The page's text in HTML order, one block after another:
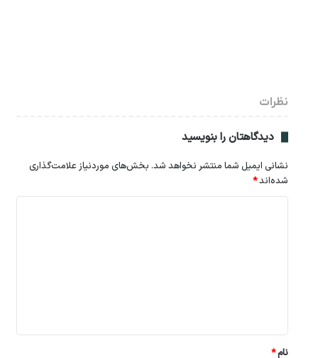
نظرات
دیدگاهتان را بنویسید
نشانی ایمیل شما منتشر نخواهد شد. بخش‌های موردنیاز علامت‌گذاری
شده‌اند*
*
نام*